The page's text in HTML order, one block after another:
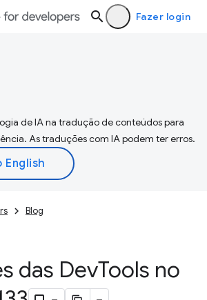
Fazer login
de IA na tradução de conteúdos para
As traduções com IA podem ter erros.
Blog
das DevTools no